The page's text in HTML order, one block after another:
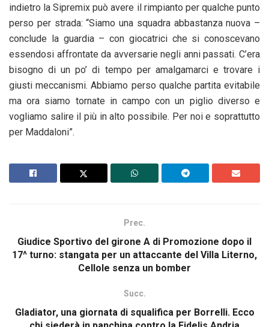
indietro la Sipremix può avere il rimpianto per qualche punto
perso per strada: “Siamo una squadra abbastanza nuova –
conclude la guardia – con giocatrici che si conoscevano
essendosi affrontate da avversarie negli anni passati. C’era
bisogno di un po’ di tempo per amalgamarci e trovare i
giusti meccanismi. Abbiamo perso qualche partita evitabile
ma ora siamo tornate in campo con un piglio diverso e
vogliamo salire il più in alto possibile. Per noi e soprattutto
per Maddaloni”.
Prec.
Giudice Sportivo del girone A di Promozione dopo il
17^ turno: stangata per un attaccante del Villa Literno,
Cellole senza un bomber
Succ.
Gladiator, una giornata di squalifica per Borrelli. Ecco